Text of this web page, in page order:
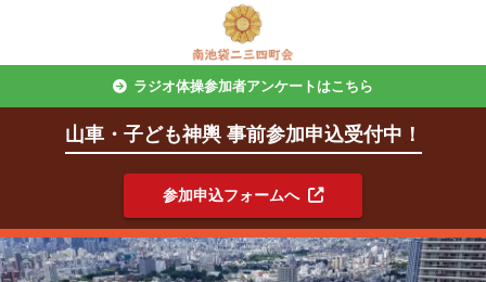
ラジオ体操参加者アンケートはこちら
山車・子ども神輿 事前参加申込受付中！
参加申込フォームへ